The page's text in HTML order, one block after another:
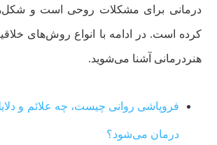
درمانی برای مشکلات روحی است و
کرده است. در ادامه با انواع روش‌های
هنردرمانی آشنا می‌شوید.
فروپاشی روانی چیست، چه علائم و
درمان می‌شود؟